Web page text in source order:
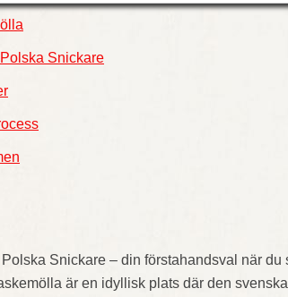
Snickare
Snickare – din förstahandsval när du
är en idyllisk plats där den